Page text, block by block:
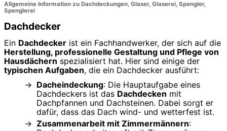
Allgemeine Information zu Dachdeckungen, Glaser, Glaserei, Spengler,
Spenglerei
Dachdecker
Ein Dachdecker ist ein Fachhandwerker, der sich auf die
Herstellung, professionelle Gestaltung und Pflege von
Hausdächern spezialisiert hat. Hier sind einige der
typischen Aufgaben, die ein Dachdecker ausführt:
Dacheindeckung: Die Hauptaufgabe eines
Dachdeckers ist das Dachdecken mit
Dachpfannen und Dachsteinen. Dabei sorgt er
dafür, dass das Dach wind- und wetterfest ist.
Zusammenarbeit mit Zimmermännern: